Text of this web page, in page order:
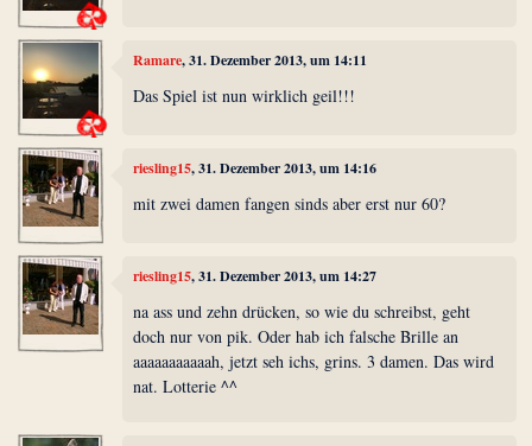
Ramare, 31. Dezember 2013, um 14:11
Das Spiel ist nun wirklich geil!!!
riesling15, 31. Dezember 2013, um 14:16
mit zwei damen fangen sinds aber erst nur 60?
riesling15, 31. Dezember 2013, um 14:27
na ass und zehn drücken, so wie du schreibst, geht
doch nur von pik. Oder hab ich falsche Brille an
aaaaaaaaaaah, jetzt seh ichs, grins. 3 damen. Das wird
nat. Lotterie ^^